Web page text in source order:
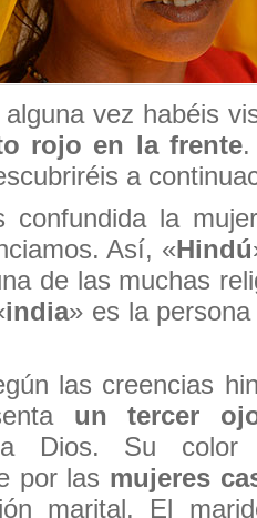
alguna vez habéis
rojo en la frente
a
confundida la
Así, «Hindú
de las muchas
india» es la
las creencias
un tercer
Dios. Su
por las mujeres
marital. El